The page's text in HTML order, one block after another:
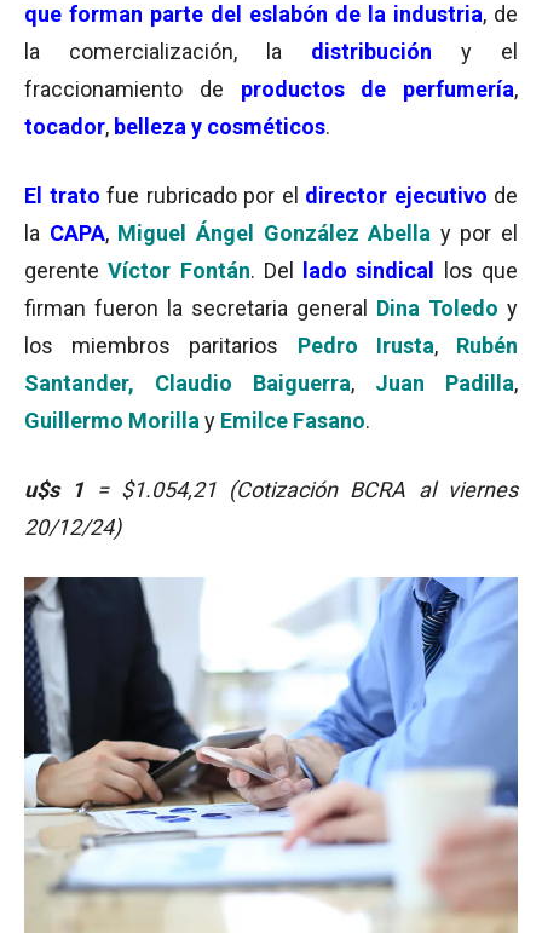
que forman parte del eslabón de la industria, de
la comercialización, la distribución
y el
fraccionamiento de productos de perfumería,
tocador, belleza y cosméticos.
El trato fue rubricado por el director ejecutivo de
la CAPA, Miguel Ángel González Abella y por el
gerenteVíctor Fontán. Del lado sindical
los que
firman fueron la secretaria general Dina Toledo y
los miembros paritarios Pedro Irusta, Rubén
Santander,
Claudio Baiguerra, Juan Padilla,
Guillermo Morilla y Emilce Fasano.
u$s 1= $1.054,21 (Cotización BCRA al viernes
20/12/24)